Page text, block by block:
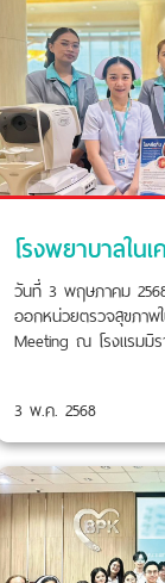
วันที่ 3 พฤษภาคม
ออกหน่วยตรวจสุขภาพ
Meeting ณ โรงแรมมิ
3 พ.ค. 2568